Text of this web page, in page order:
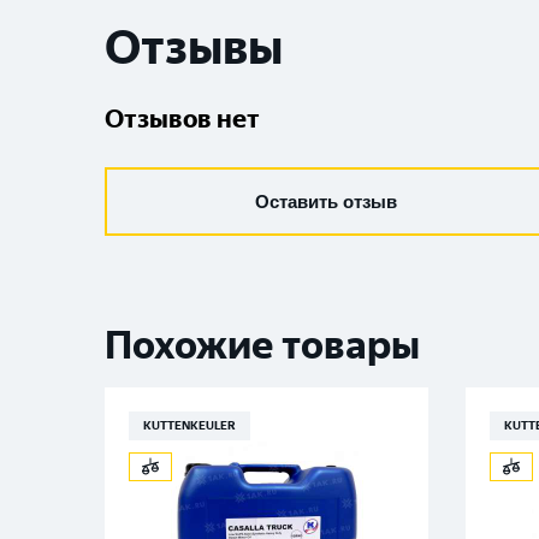
Отзывы
Отзывов нет
Оставить отзыв
Похожие товары
KUTTENKEULER